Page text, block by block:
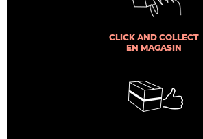
CLICK AND COLLECT
EN MAGASIN